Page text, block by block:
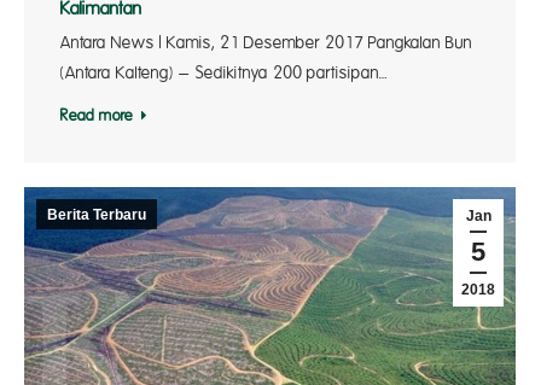
Kalimantan
Antara News | Kamis, 21 Desember 2017 Pangkalan Bun
(Antara Kalteng) – Sedikitnya 200 partisipan…
Read more
Jan
5
2018
Berita Terbaru